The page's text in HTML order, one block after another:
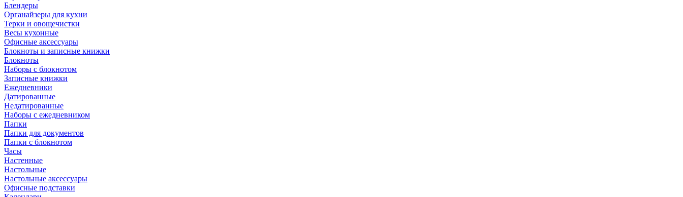
Блендеры
Органайзеры для кухни
Терки и овощечистки
Весы кухонные
Офисные аксессуары
Блокноты и записные книжки
Блокноты
Наборы с блокнотом
Записные книжки
Ежедневники
Датированные
Недатированные
Наборы с ежедневником
Папки
Папки для документов
Папки с блокнотом
Часы
Настенные
Настольные
Настольные аксессуары
Офисные подставки